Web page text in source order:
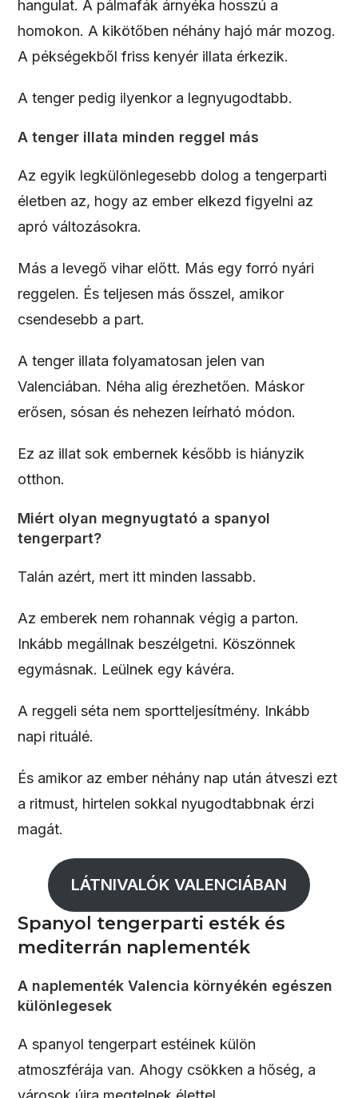
hangulat. A pálmafák árnyéka hosszú a
homokon. A kikötőben néhány hajó már mozog.
A pékségekből friss kenyér illata érkezik.
A tenger pedig ilyenkor a legnyugodtabb.
A tenger illata minden reggel más
Az egyik legkülönlegesebb dolog a tengerparti
életben az, hogy az ember elkezd figyelni az
apró változásokra.
Más a levegő vihar előtt. Más egy forró nyári
reggelen. És teljesen más ősszel, amikor
csendesebb a part.
A tenger illata folyamatosan jelen van
Valenciában. Néha alig érezhetően. Máskor
erősen, sósan és nehezen leírható módon.
Ez az illat sok embernek később is hiányzik
otthon.
Miért olyan megnyugtató a spanyol
tengerpart?
Talán azért, mert itt minden lassabb.
Az emberek nem rohannak végig a parton.
Inkább megállnak beszélgetni. Köszönnek
egymásnak. Leülnek egy kávéra.
A reggeli séta nem sportteljesítmény. Inkább
napi rituálé.
És amikor az ember néhány nap után átveszi ezt
a ritmust, hirtelen sokkal nyugodtabbnak érzi
magát.
LÁTNIVALÓK VALENCIÁBAN
Spanyol tengerparti esték és
mediterrán naplementék
A naplementék Valencia környékén egészen
különlegesek
A spanyol tengerpart estéinek külön
atmoszférája van. Ahogy csökken a hőség, a